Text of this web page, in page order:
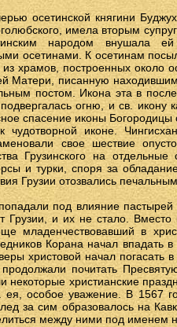
осетинской княгини
имела вторым
народом внушала ей
осетинами. К осетинам
храмов, построенных около
Матери, писанную
постом. Икона эта в
огню, и св.
спасение иконы
чудотворной иконе.
свое шествие
Грузинского на
и турки, споря за
Грузии отозвались
под влияние пастырей
Грузии, и их не стало. Вместо
младенчествовавший в
Корана начал впадать
христовой начал погасать
почитать
некоторые христианские
ея, особое уважение. В 1567
за сим образовалось на
между ними под именем